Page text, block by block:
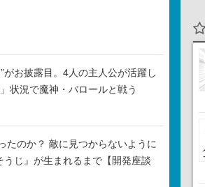
がお披露目。4人の主人公が活躍し
状況で魔神・バロールと戦う
たのか？ 敵に見つからないように
じ』が生まれるまで【開発座談